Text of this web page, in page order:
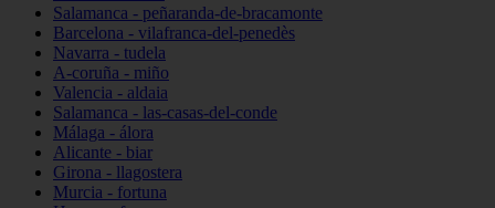
Salamanca - peñaranda-de-bracamonte
Barcelona - vilafranca-del-penedès
Navarra - tudela
A-coruña - miño
Valencia - aldaia
Salamanca - las-casas-del-conde
Málaga - álora
Alicante - biar
Girona - llagostera
Murcia - fortuna